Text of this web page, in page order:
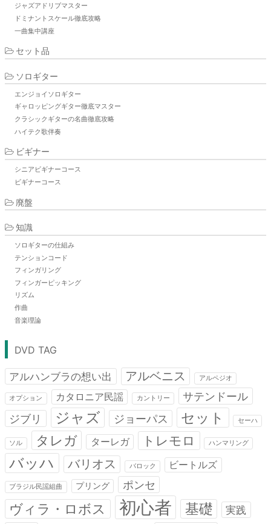
ジャズアドリブマスター
ドミナントスケール徹底攻略
一曲集中講座
セット品
ソロギター
エンジョイソロギター
ギャロッピングギター徹底マスター
クラシックギターの名曲徹底攻略
ハイテク歌伴奏
ビギナー
シニアビギナーコース
ビギナーコース
廃盤
知識
ソロギターの仕組み
テンションコード
フィンガリング
フィンガーピッキング
リズム
作曲
音楽理論
DVD TAG
アルハンブラの想い出 アルベニス アルペジオ
オプション カタロニア民謡 カントリー
サテンドール
ジブリ
ジャズ ジョーパス セット セーハ
ソル タレガ ターレガ トレモロ ハンマリング
バッハ バリオス バロック ビートルズ
ブラジル民謡組曲 プリング ポンセ
ヴィラ・ロボス 初心者 基礎 実践